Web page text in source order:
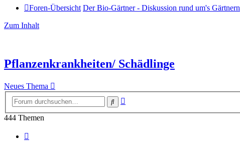
Foren-Übersicht Der Bio-Gärtner - Diskussion rund um's Gärtnern
Zum Inhalt
Pflanzenkrankheiten/ Schädlinge
Neues Thema
Suche
444 Themen